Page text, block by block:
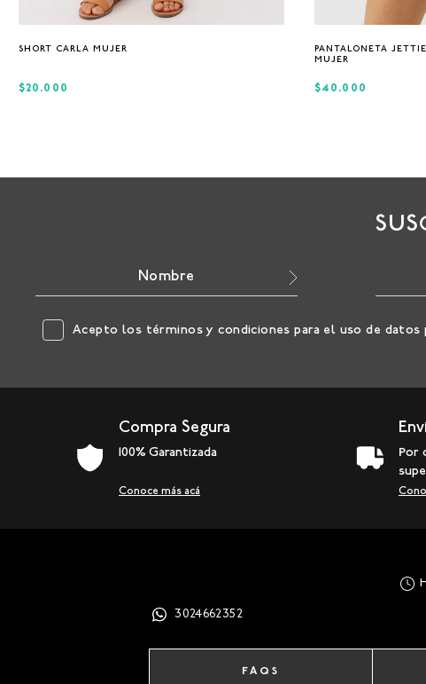
SHORT CARLA MUJER
XS
$20.000
PANTALONETA
MUJER
$40.000
Acepto los términos y condiciones para el uso de datos
Compra Segura
100% Garantizada
Conoce más acá
Por
3024662352
FAQS